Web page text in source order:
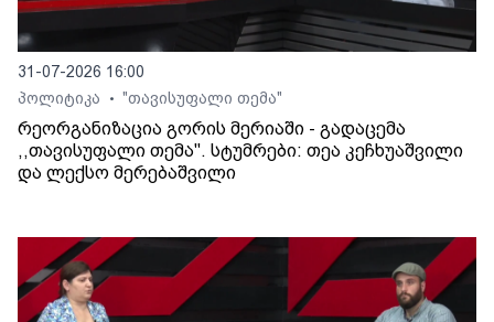
31-07-2026 16:00
პოლიტიკა
• "თავისუფალი თემა"
რეორგანიზაცია გორის მერიაში - გადაცემა
,,თავისუფალი თემა". სტუმრები: თეა კეჩხუაშვილი
და ლექსო მერებაშვილი